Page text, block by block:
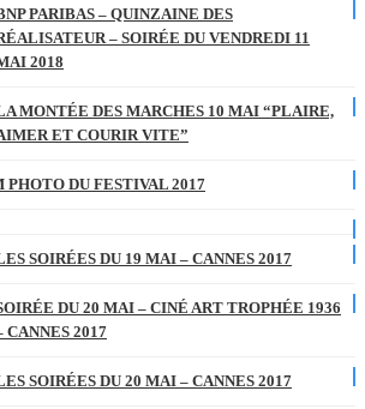
PARIBAS – QUINZAINE DES
– SOIRÉE DU VENDREDI 11
2018
MONTÉE DES MARCHES 10 MAI “PLAIRE,
ET COURIR VITE”
PHOTO DU FESTIVAL 2017
SOIRÉES DU 19 MAI – CANNES 2017
DU 20 MAI – CINÉ ART TROPHÉE 1936
CANNES 2017
SOIRÉES DU 20 MAI – CANNES 2017